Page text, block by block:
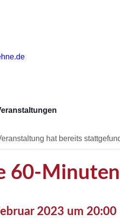
hat bereits
60-
2023 um 20:00